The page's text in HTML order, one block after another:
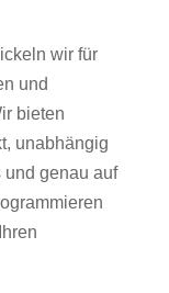
wir für
und
bieten
unabhängig
und genau auf